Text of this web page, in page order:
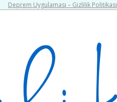
Deprem Uygulaması – Gizlilik Politikası